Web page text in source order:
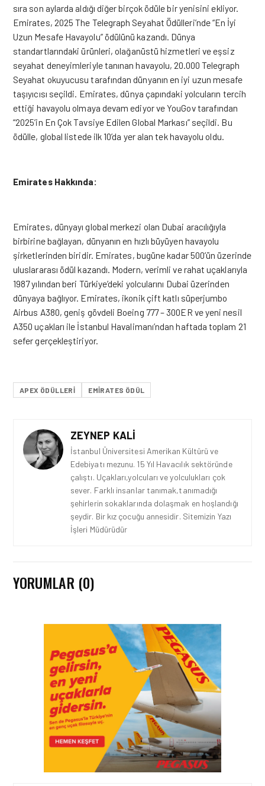
sıra son aylarda aldığı diğer birçok ödüle bir yenisini ekliyor.
Emirates, 2025 The Telegraph Seyahat Ödülleri’nde “En İyi
Uzun Mesafe Havayolu” ödülünü kazandı. Dünya
standartlarındaki ürünleri, olağanüstü hizmetleri ve eşsiz
seyahat deneyimleriyle tanınan havayolu, 20.000 Telegraph
Seyahat okuyucusu tarafından dünyanın en iyi uzun mesafe
taşıyıcısı seçildi. Emirates, dünya çapındaki yolcuların tercih
ettiği havayolu olmaya devam ediyor ve YouGov tarafından
“2025’in En Çok Tavsiye Edilen Global Markası” seçildi. Bu
ödülle, global listede ilk 10’da yer alan tek havayolu oldu.
Emirates Hakkında:
Emirates, dünyayı global merkezi olan Dubai aracılığıyla
birbirine bağlayan, dünyanın en hızlı büyüyen havayolu
şirketlerinden biridir. Emirates, bugüne kadar 500’ün üzerinde
uluslararası ödül kazandı. Modern, verimli ve rahat uçaklarıyla
1987 yılından beri Türkiye’deki yolcularını Dubai üzerinden
dünyaya bağlıyor. Emirates, ikonik çiftkatlı süperjumbo
Airbus A380, geniş gövdeli Boeing 777 – 300ER ve yeni nesil
A350 uçakları ile İstanbul Havalimanı’ndan haftada toplam 21
sefer gerçekleştiriyor.
APEX ÖDÜLLERI EMIRATES ÖDÜL
ZEYNEP KALI
İstanbul Üniversitesi Amerikan Kültürü ve
Edebiyatı mezunu. 15 Yıl Havacılık sektöründe
çalıştı. Uçakları,yolcuları ve yolculukları çok
sever. Farklı insanlar tanımak,tanımadığı
şehirlerin sokaklarında dolaşmak en hoşlandığı
şeydir. Bir kız çocuğu annesidir. Sitemizin Yazı
İşleri Müdürüdür
YORUMLAR (0)
HAVACILIK • 06 AĞU 2026
HITIT BILIŞIM 500’DE
SEKTÖREL YAZILIM
BIRINCISI
HAVACILIK • 05 AĞU 2026
YAKIT MALIYETLERINDEKI
YÜZDE 46’LIK ARTIŞA
KARŞI HANGI ÖNLEMLER
ALINIYOR?